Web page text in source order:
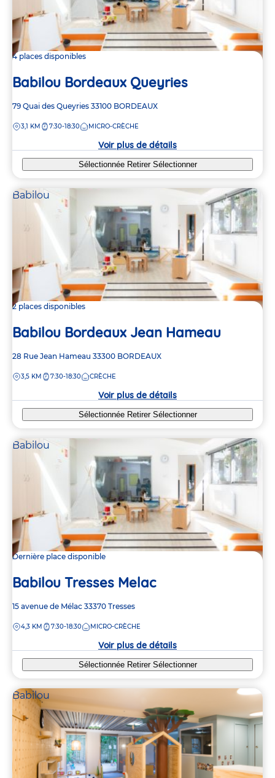
4 places disponibles
Babilou Bordeaux Queyries
Adresse
la
79 Quai des Queyries 33100 BORDEAUX
DISTANCE
3,1 KM 7:30-18:30 MICRO-CRÈCHE
Voir plus de détails
Sélectionnée Retirer Sélectionner
Babilou
2 places disponibles
Babilou Bordeaux Jean Hameau
Adresse
la
28 Rue Jean Hameau 33300 BORDEAUX
DISTANCE
3,5 KM 7:30-18:30 CRÈCHE
Voir plus de détails
Sélectionnée Retirer Sélectionner
Babilou
Dernière place disponible
Babilou Tresses Melac
Adresse
la
15 avenue de Mélac 33370 Tresses
DISTANCE
4,3 KM 7:30-18:30 MICRO-CRÈCHE
Voir plus de détails
Sélectionnée Retirer Sélectionner
Babilou